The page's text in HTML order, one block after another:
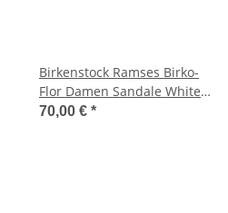
Birkenstock Ramses Birko-
Flor Damen Sandale White
schmal Gr. 41
70,00 € *